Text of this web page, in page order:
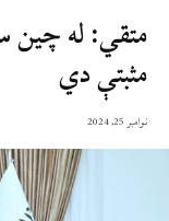
متقي: له چين
مثبتې دي
نوامبر 25, 2024